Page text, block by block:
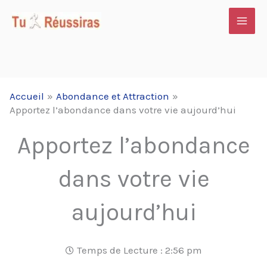
Accueil
Abondance et Attraction
Apportez l’abondance dans votre vie aujourd’hui
Apportez l’abondance
dans votre vie
aujourd’hui
Temps de Lecture : 2:56 pm